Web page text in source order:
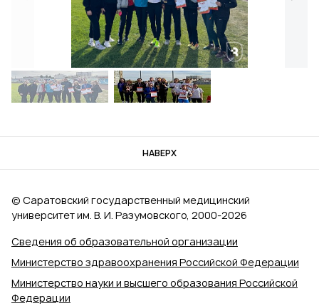
НАВЕРХ
Сведения об образовательной организации
Министерство здравоохранения Российской Федерации
Министерство науки и высшего образования Российской
Федерации
© Саратовский государственный медицинский
университет им. В. И. Разумовского, 2000‑2026